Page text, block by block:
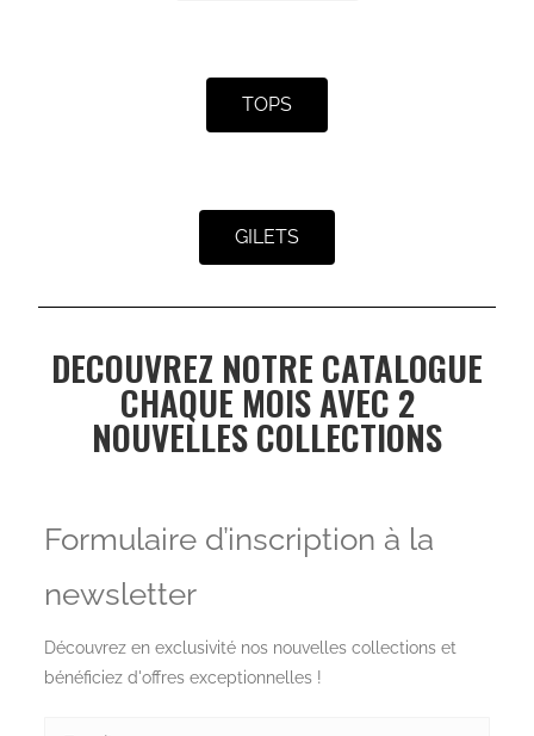
TOPS
GILETS
DECOUVREZ NOTRE CATALOGUE
CHAQUE MOIS AVEC 2
NOUVELLES COLLECTIONS
Formulaire d’inscription à la
newsletter
Découvrez en exclusivité nos nouvelles collections et
bénéficiez d'offres exceptionnelles !